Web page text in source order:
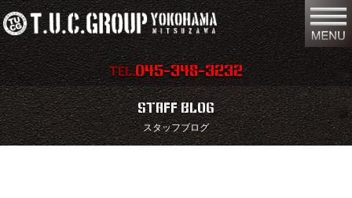
TEL.045-348-3232
在庫車両情報 店舗情報
保証内容 地図
STAFF BLOG
スタッフブログ